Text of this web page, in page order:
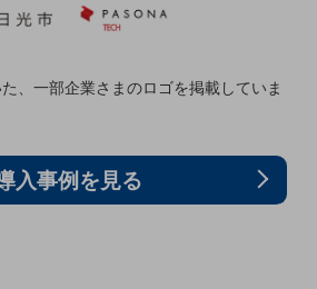
、一部企業さまのロゴを掲載していま
入事例を見る